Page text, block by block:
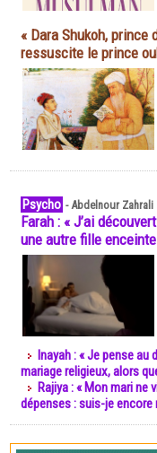
« Dara Shukoh, prince
ressuscite le prince
Psycho -Abdelnour Zahrali
Farah : « J’ai
une autre fille
Inayah : « Je pense
mariage religieux, alors
Rajiya : « Mon mari ne
dépenses : suis-je encore